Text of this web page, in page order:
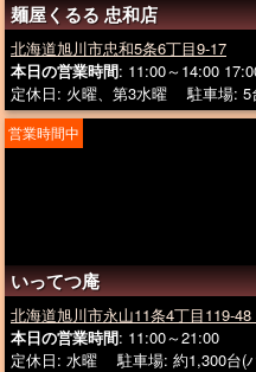
麺屋くるる 忠和店
北海道旭川市忠和5条6丁目9-17
本日の営業時間: 11:00～14:00
定休日: 火曜、第3水曜 駐車場: 5
いってつ庵
営業時間中
北海道旭川市永山11条4丁目119-
本日の営業時間: 11:00～21:00
定休日: 水曜 駐車場: 約1,300台(